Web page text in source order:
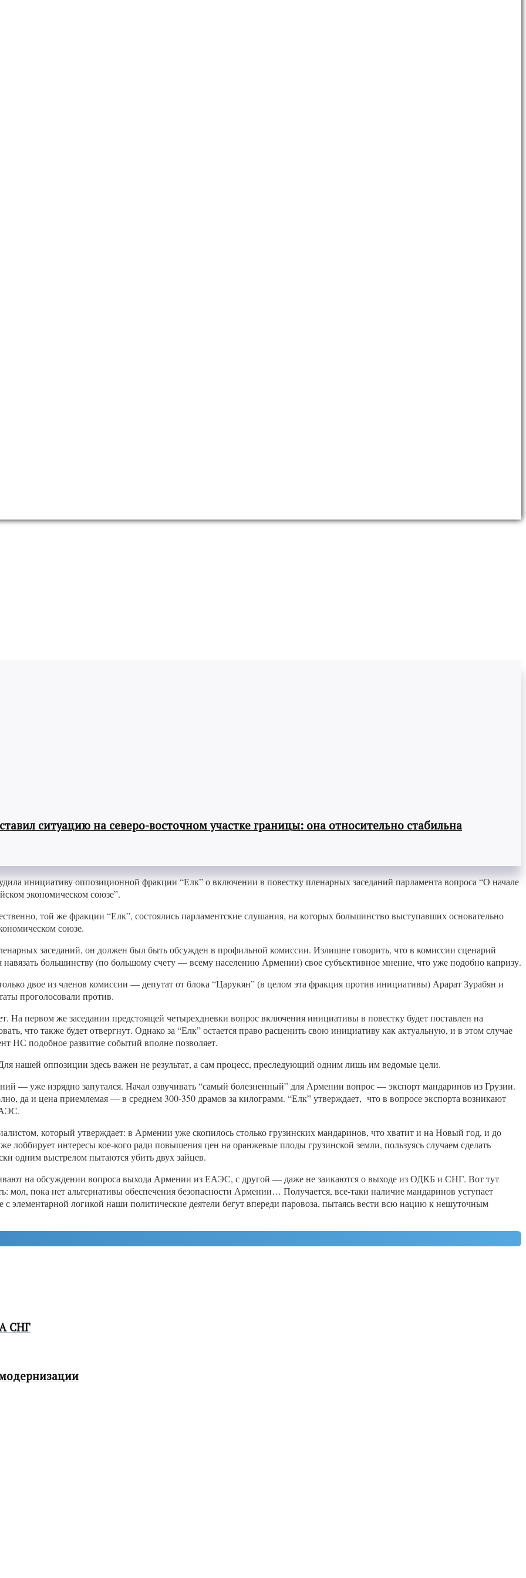
ситуацию на северо-восточном участке границы: она относительно стабильна
инициативу оппозиционной фракции “Елк” о включении в повестку пленарных заседаний парламента вопроса “О начале
экономическом союзе”.
той же фракции “Елк”, состоялись парламентские слушания, на которых большинство выступавших основательно
союзе.
заседаний, он должен был быть обсужден в профильной комиссии. Излишне говорить, что в комиссии сценарий
большинству (по большому счету — всему населению Армении) свое субъективное мнение, что уже подобно капризу.
двое из членов комиссии — депутат от блока “Царукян” (в целом эта фракция против инициативы) Арарат Зурабян и
проголосовали против.
На первом же заседании предстоящей четырехдневки вопрос включения инициативы в повестку будет поставлен на
что также будет отвергнут. Однако за “Елк” остается право расценить свою инициативу как актуальную, и в этом случае
НС подобное развитие событий вполне позволяет.
нашей оппозиции здесь важен не результат, а сам процесс, преследующий одним лишь им ведомые цели.
— уже изрядно запутался. Начал озвучивать “самый болезненный” для Армении вопрос — экспорт мандаринов из Грузии.
да и цена приемлемая — в среднем 300-350 драмов за килограмм. “Елк” утверждает, что в вопросе экспорта возникают
который утверждает: в Армении уже скопилось столько грузинских мандаринов, что хватит и на Новый год, и до
лоббирует интересы кое-кого ради повышения цен на оранжевые плоды грузинской земли, пользуясь случаем сделать
одним выстрелом пытаются убить двух зайцев.
на обсуждении вопроса выхода Армении из ЕАЭС, с другой — даже не заикаются о выходе из ОДКБ и СНГ. Вот тут
мол, пока нет альтернативы обеспечения безопасности Армении… Получается, все-таки наличие мандаринов уступает
элементарной логикой наши политические деятели бегут впереди паровоза, пытаясь вести всю нацию к нешуточным
СНГ